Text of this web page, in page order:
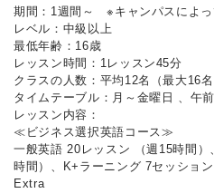
期間：1週間～ ※キャンパスによっ
レベル：中級以上
最低年齢：16歳
レッスン時間：1レッスン45分
クラスの人数：平均12名（最大16名
タイムテーブル：月～金曜日 、午
レッスン内容：
≪ビジネス選択英語コース≫
一般英語 20レッスン （週15時間
時間）、K+ラーニング 7セッショ
Extra